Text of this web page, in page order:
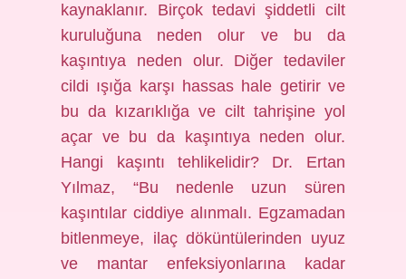
kaynaklanır. Birçok tedavi şiddetli cilt
kuruluğuna neden olur ve bu da
kaşıntıya neden olur. Diğer tedaviler
cildi ışığa karşı hassas hale getirir ve
bu da kızarıklığa ve cilt tahrişine yol
açar ve bu da kaşıntıya neden olur.
Hangi kaşıntı tehlikelidir? Dr. Ertan
Yılmaz, “Bu nedenle uzun süren
kaşıntılar ciddiye alınmalı. Egzamadan
bitlenmeye, ilaç döküntülerinden uyuz
ve mantar enfeksiyonlarına kadar